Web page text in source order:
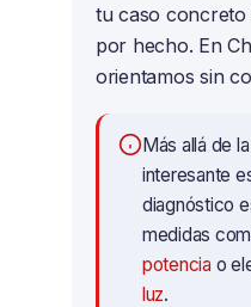
tu caso concreto
por hecho. En
orientamos sin
Más allá de
interesante
diagnóstico
medidas
potencia o
luz.